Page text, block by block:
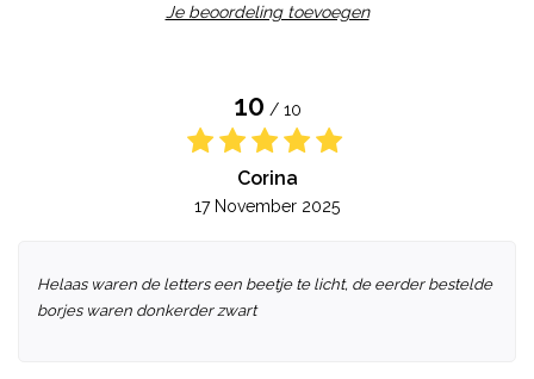
Je beoordeling toevoegen
10 / 10
Corina
17 November 2025
Helaas waren de letters een beetje te licht, de eerder bestelde
borjes waren donkerder zwart